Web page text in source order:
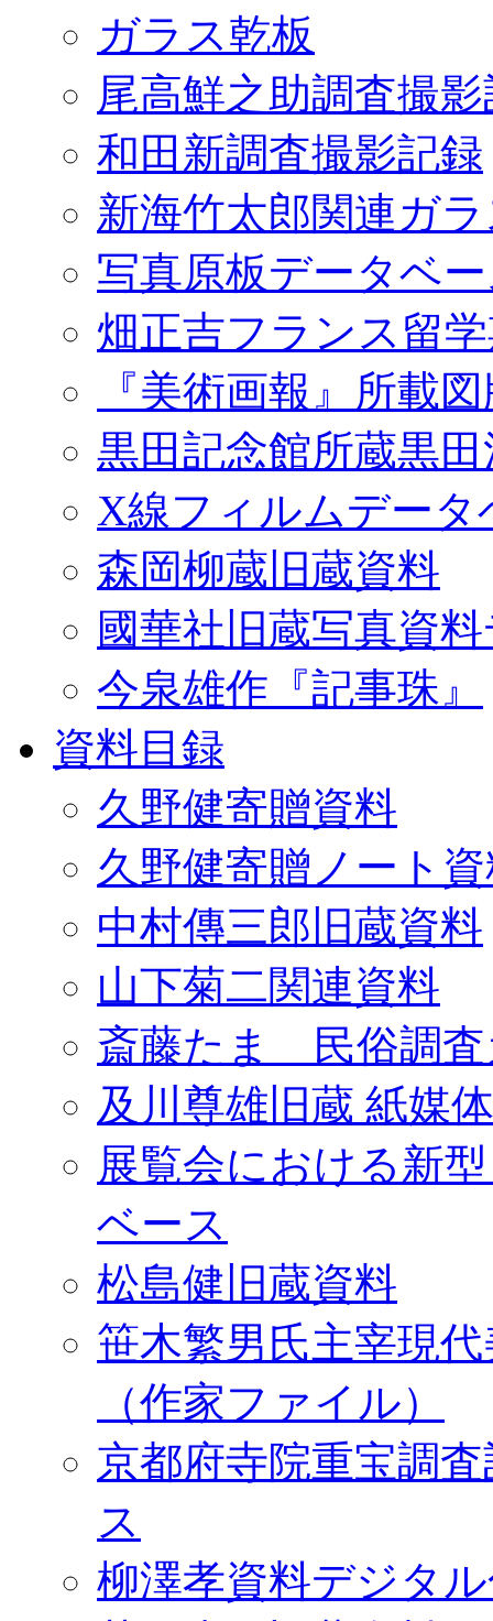
ガラス乾板
尾高鮮之助調査撮
和田新調査撮影記録
新海竹太郎関連ガ
写真原板データベ
畑正吉フランス留
『美術画報』所載
黒田記念館所蔵黒
X線フィルムデータ
森岡柳蔵旧蔵資料
國華社旧蔵写真資
今泉雄作『記事珠』
資料目録
久野健寄贈資料
久野健寄贈ノート
中村傳三郎旧蔵資料
山下菊二関連資料
斎藤たま 民俗調査
及川尊雄旧蔵 紙媒
展覧会における新
ベース
松島健旧蔵資料
笹木繁男氏主宰現
（作家ファイル）
京都府寺院重宝調
ス
柳澤孝資料デジタ